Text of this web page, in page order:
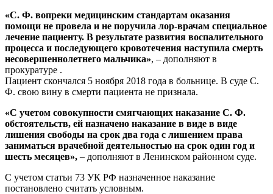
«С. Ф. вопреки медицинским стандартам оказания
помощи не провела и не поручила лор-врачам специальное
лечение пациенту. В результате развития воспалительного
процесса и последующего кровотечения наступила смерть
несовершеннолетнего мальчика», – дополняют в
прокуратуре .
Пациент скончался 5 ноября 2018 года в больнице. В суде С.
Ф. свою вину в смерти пациента не признала.
«С учетом совокупности смягчающих наказание С. Ф.
обстоятельств, ей назначено наказание в виде в виде
лишения свободы на срок два года с лишением права
заниматься врачебной деятельностью на срок один год и
шесть месяцев», – дополняют в Ленинском районном суде.
С учетом статьи 73 УК РФ назначенное наказание
постановлено считать условным.